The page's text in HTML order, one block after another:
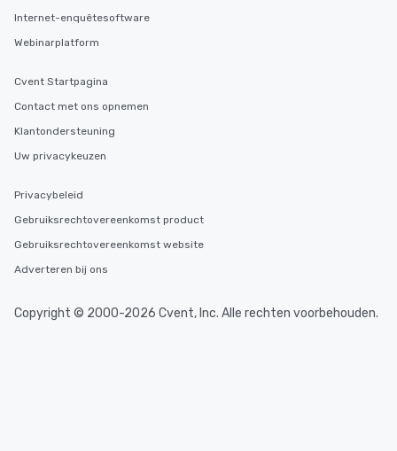
Internet-enquêtesoftware
Webinarplatform
Cvent Startpagina
Contact met ons opnemen
Klantondersteuning
Uw privacykeuzen
Privacybeleid
Gebruiksrechtovereenkomst product
Gebruiksrechtovereenkomst website
Adverteren bij ons
Copyright © 2000-2026 Cvent, Inc. Alle rechten voorbehouden.